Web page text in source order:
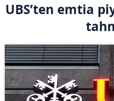
UBS’ten emtia